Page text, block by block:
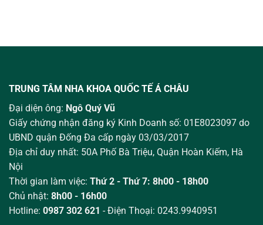
TRUNG TÂM NHA KHOA QUỐC TẾ Á CHÂU
Đại diện ông: Ngô Quý Vũ
Giấy chứng nhận đăng ký Kinh Doanh số: 01E8023097 do
UBND quận Đống Đa cấp ngày 03/03/2017
Địa chỉ duy nhất: 50A Phố Bà Triệu, Quận Hoàn Kiếm, Hà
Nội
Thời gian làm việc: Thứ 2 - Thứ 7: 8h00 - 18h00
Chủ nhật: 8h00 - 16h00
Hotline: 0987 302 621 - Điện Thoại: 0243.9940951